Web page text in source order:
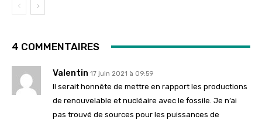
4 COMMENTAIRES
Valentin 17 juin 2021 à 09:59
Il serait honnête de mettre en rapport les productions
de renouvelable et nucléaire avec le fossile. Je n’ai
pas trouvé de sources pour les puissances de